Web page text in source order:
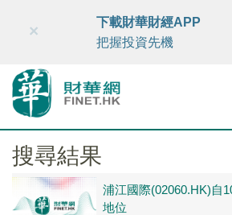
財華智庫網 FINTV FINMETA
×
下載財華財經APP
把握投資先機
搜尋結果
浦江國際(02060.HK)自
地位